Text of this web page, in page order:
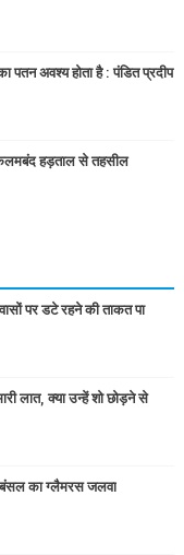
पतन अवश्य होता है : पंडित प्रदीप
कलमबंद हड़ताल से तहसील
पर डटे रहने की ताकत पा
लात, क्या उन्हें शो छोड़ने से
बंसल का ग्लैमरस जलवा